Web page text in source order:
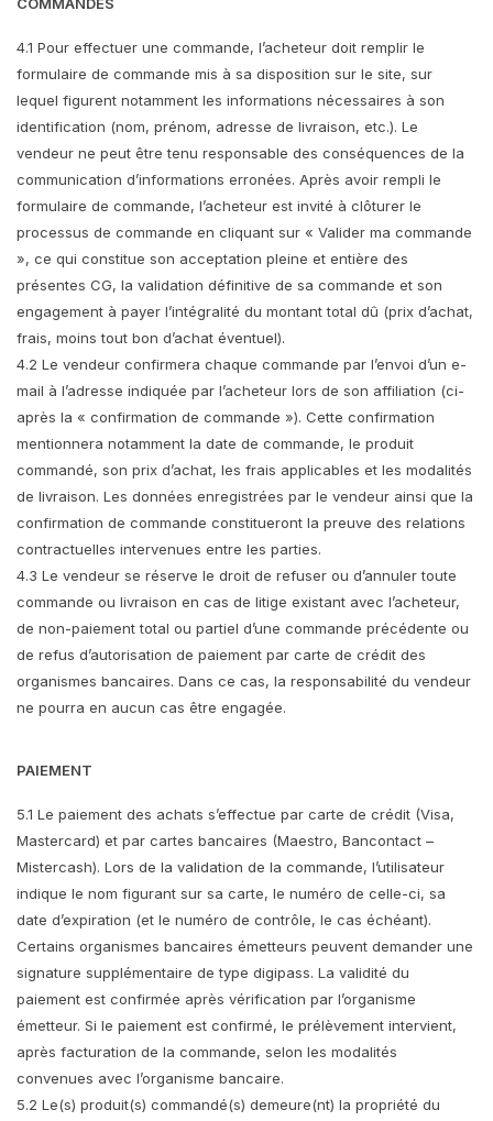
4.1 Pour effectuer une commande, l’acheteur doit remplir le
formulaire de commande mis à sa disposition sur le site, sur
lequel figurent notamment les informations nécessaires à son
identification (nom, prénom, adresse de livraison, etc.). Le
vendeur ne peut être tenu responsable des conséquences de la
communication d’informations erronées. Après avoir rempli le
formulaire de commande, l’acheteur est invité à clôturer le
processus de commande en cliquant sur « Valider ma commande
», ce qui constitue son acceptation pleine et entière des
présentes CG, la validation définitive de sa commande et son
engagement à payer l’intégralité du montant total dû (prix d’achat,
frais, moins tout bon d’achat éventuel).
4.2 Le vendeur confirmera chaque commande par l’envoi d’un e-
mail à l’adresse indiquée par l’acheteur lors de son affiliation (ci-
après la « confirmation de commande »). Cette confirmation
mentionnera notamment la date de commande, le produit
commandé, son prix d’achat, les frais applicables et les modalités
de livraison. Les données enregistrées par le vendeur ainsi que la
confirmation de commande constitueront la preuve des relations
contractuelles intervenues entre les parties.
4.3 Le vendeur se réserve le droit de refuser ou d’annuler toute
commande ou livraison en cas de litige existant avec l’acheteur,
de non-paiement total ou partiel d’une commande précédente ou
de refus d’autorisation de paiement par carte de crédit des
organismes bancaires. Dans ce cas, la responsabilité du vendeur
ne pourra en aucun cas être engagée.
PAIEMENT
5.1 Le paiement des achats s’effectue par carte de crédit (Visa,
Mastercard) et par cartes bancaires (Maestro, Bancontact –
Mistercash). Lors de la validation de la commande, l’utilisateur
indique le nom figurant sur sa carte, le numéro de celle-ci, sa
date d’expiration (et le numéro de contrôle, le cas échéant).
Certains organismes bancaires émetteurs peuvent demander une
signature supplémentaire de type digipass. La validité du
paiement est confirmée après vérification par l’organisme
émetteur. Si le paiement est confirmé, le prélèvement intervient,
après facturation de la commande, selon les modalités
convenues avec l’organisme bancaire.
5.2 Le(s) produit(s) commandé(s) demeure(nt) la propriété du